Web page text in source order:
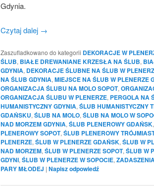
Gdynia.
Czytaj dalej →
Zaszufladkowano do kategorii DEKORACJE W
ŚLUB, BIAŁE DREWANIANE KRZESŁA NA ŚLUB,
GDYNIA, DEKORACJE ŚLUBNE NA ŚLUB W
NA ŚLUB GDYNIA, MIEJSCE NA ŚLUB W PLENERZE
ORGANIZACJA ŚLUBU NA MOLO SOPOT,
ORGANIZACJA ŚLUBU W PLENERZE, PERGOLA NA
HUMANISTYCZNY GDYNIA, ŚLUB HUMANISTYCZNY
GDAŃSKU, ŚLUB NA MOLO, ŚLUB NA MOLO W
NAD MORZEM GDYNIA, ŚLUB PLENEROWY GDAŃSK,
PLENEROWY SOPOT, ŚLUB PLENEROWY
PLENERZE, ŚLUB W PLENERZE GDAŃSK, ŚLUB W
NAD MORZEM, ŚLUB W PLENERZE SOPOT, ŚLUB W
GDYNI, ŚLUB W PLENERZE W SOPOCIE,
PARY MŁODEJ | Napisz odpowiedź